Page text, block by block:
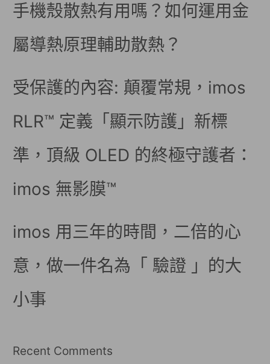
手機殼散熱有用嗎？如何運用金
屬導熱原理輔助散熱？
受保護的內容: 顛覆常規，imos
RLR™ 定義「顯示防護」新標
準，頂級 OLED 的終極守護者：
imos 無影膜™
imos 用三年的時間，二倍的心
意，做一件名為「 驗證 」的大
小事
Recent Comments